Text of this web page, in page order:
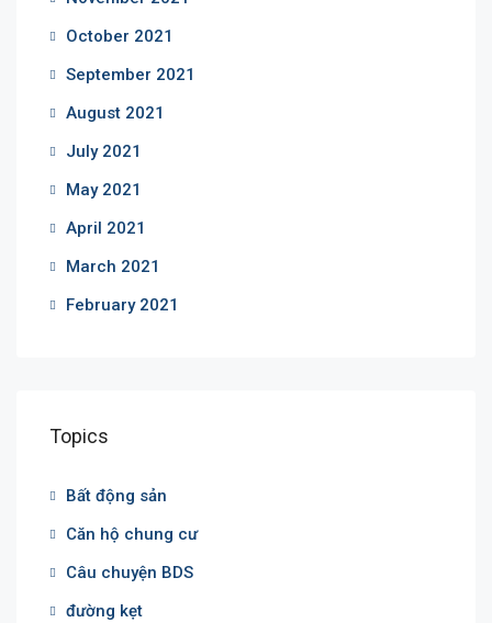
October 2021
September 2021
August 2021
July 2021
May 2021
April 2021
March 2021
February 2021
Topics
Bất động sản
Căn hộ chung cư
Câu chuyện BDS
đường kẹt